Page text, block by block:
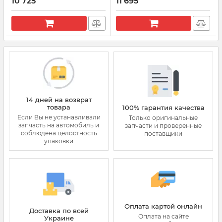
Артикул: 0445110087
Артикул: 0445110091
14 дней на возврат
товара
Если Вы не устанавливали
запчасть на автомобиль и
соблюдена целостность
упаковки
100% гарантия качества
Только оригинальные
запчасти и проверенные
поставщики
Доставка по всей
Украине
Оплата картой онлайн
Оплата на сайте